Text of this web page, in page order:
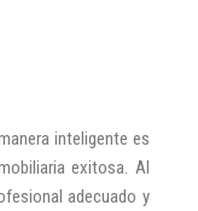
inteligente es
exitosa. Al
adecuado y